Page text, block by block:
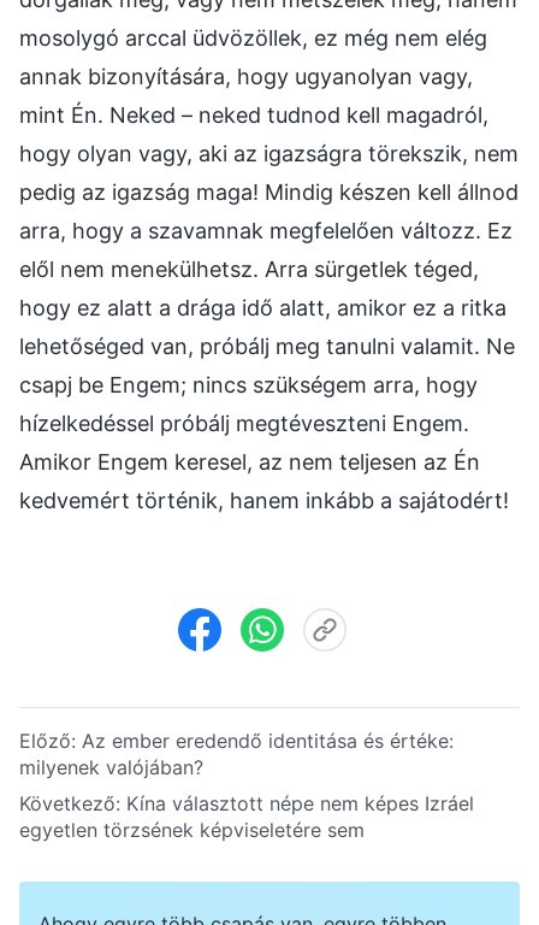
Előző: Az ember eredendő identitása és értéke:
milyenek valójában?
Következő: Kína választott népe nem képes Izráel
egyetlen törzsének képviseletére sem